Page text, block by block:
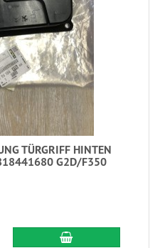
TÜRGRIFF HINTEN
G2D/F350